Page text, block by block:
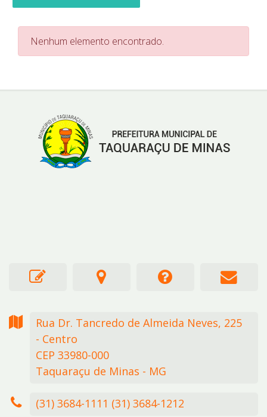
Nenhum elemento encontrado.
Rua Dr. Tancredo de Almeida Neves, 225
- Centro
CEP 33980-000
Taquaraçu de Minas - MG
(31) 3684-1111 (31) 3684-1212